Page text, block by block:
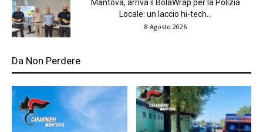
Mantova, arriva il BolaWrap per la Polizia
Locale: un laccio hi-tech...
8 Agosto 2026
Da Non Perdere